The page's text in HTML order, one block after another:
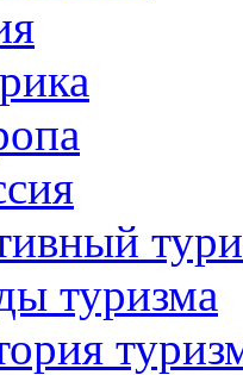
туризма